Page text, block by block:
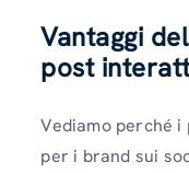
Vantaggi
post
Vediamo perché
per i brand sui